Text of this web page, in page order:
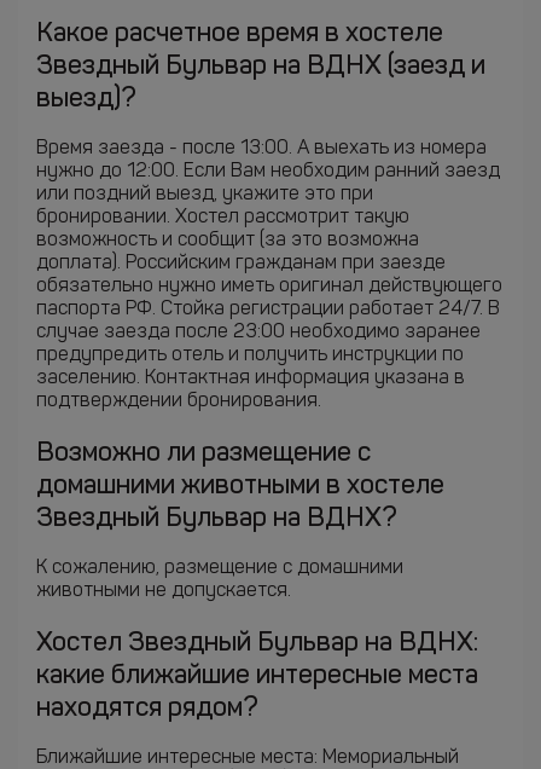
Какое расчетное время в хостеле
Звездный Бульвар на ВДНХ (заезд и
выезд)?
Время заезда - после 13:00. А выехать из номера
нужно до 12:00. Если Вам необходим ранний заезд
или поздний выезд, укажите это при
бронировании. Хостел рассмотрит такую
возможность и сообщит (за это возможна
доплата). Российским гражданам при заезде
обязательно нужно иметь оригинал действующего
паспорта РФ. Стойка регистрации работает 24/7. В
случае заезда после 23:00 необходимо заранее
предупредить отель и получить инструкции по
заселению. Контактная информация указана в
подтверждении бронирования.
Возможно ли размещение с
домашними животными в хостеле
Звездный Бульвар на ВДНХ?
К сожалению, размещение с домашними
животными не допускается.
Хостел Звездный Бульвар на ВДНХ:
какие ближайшие интересные места
находятся рядом?
Ближайшие интересные места: Мемориальный